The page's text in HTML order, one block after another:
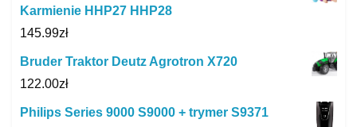
Karmienie HHP27 HHP28
145.99zł
Bruder Traktor Deutz Agrotron X720
122.00zł
Philips Series 9000 S9000 + trymer S9371